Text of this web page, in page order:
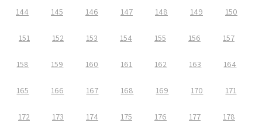
144 145 146 147 148 149 150
151 152 153 154 155 156 157
158 159 160 161 162 163 164
165 166 167 168 169 170 171
172 173 174 175 176 177 178